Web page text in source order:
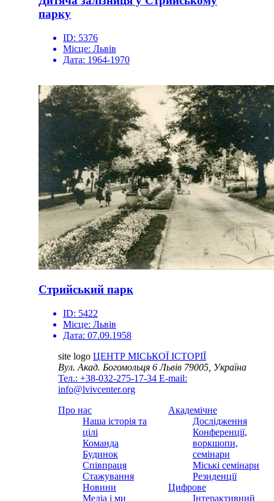
парку
ID: 5376
Місце: Львів
Дата: 1964-1970
Стрийський парк
ID: 5422
Місце: Львів
Дата: 07.09.1958
site logo ЦЕНТР МІСЬКОЇ ІСТОРІЇ
Вул. Акад. Богомольця 6Львів 79005, Україна
Тел.: +38-032-275-17-34 E-mail:
info@lvivcenter.org
Про нас
Наша історія та
цілі
Команда
Будинок
Співпраця
Стажування
Новини
Медіа і ми
Академічне
Дослідження
Конференції,
воркшопи,
семінари
Міські семінари
Резиденції
Цифрове
Інтерактивний